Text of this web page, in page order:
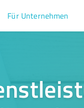
Für Unternehmen